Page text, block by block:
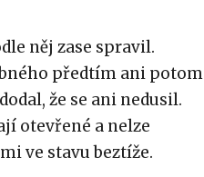
něj zase spravil.
předtím ani potom
že se ani nedusil.
otevřené a nelze
ve stavu beztíže.